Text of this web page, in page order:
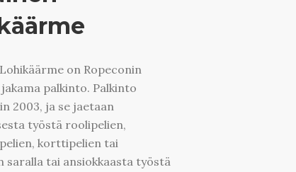
on Ropeconin
palkinto. Palkinto
2003, ja se jaetaan
työstä roolipelien,
korttipelien tai
saralla tai ansiokkaasta työstä